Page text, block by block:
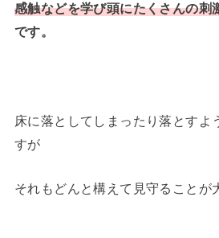
感触などを学び頭にたくさんの刺
です。
床に落としてしまったり落とすよ
すが
それもどんと構えて見守ることが